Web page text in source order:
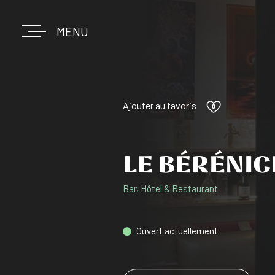
MENU
Ajouter au favoris
LE
Bar, Hôtel & Restaurant
Ouvert actuellement